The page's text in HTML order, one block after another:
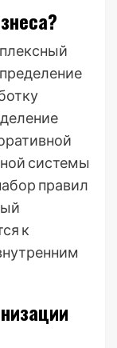
системы
правил
к